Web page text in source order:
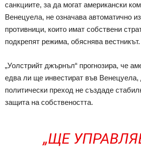
санкциите, за да могат американски
Венецуела, не означава автоматично
противници, които имат собствени
подкрепят режима, обяснява вестникът.
„Уолстрийт джърнъл“ прогнозира, че
едва ли ще инвестират във Венецуела,
политически преход не създаде
защита на собствеността.
„ЩЕ